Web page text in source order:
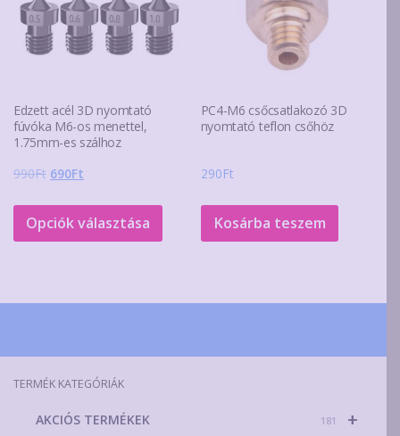
Edzett acél 3D nyomtató
fúvóka M6-os menettel,
1.75mm-es szálhoz
990Ft Original
was:
990Ft.
690Ft
is:
690Ft.
Opciók választása
terméknek
változatok
PC4-M6 csőcsatlakozó 3D
nyomtató teflon csőhöz
290Ft
Kosárba teszem
TERMÉK KATEGÓRIÁK
+
AKCIÓS TERMÉKEK 181